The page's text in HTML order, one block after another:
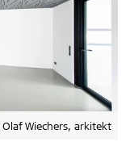
Wiechers, arkitekt